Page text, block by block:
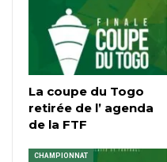
La coupe du Togo
retirée de l’ agenda
de la FTF
CHAMPIONNAT